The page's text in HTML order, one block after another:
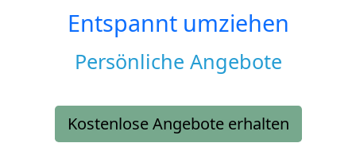
Entspannt umziehen
Persönliche Angebote
Kostenlose Angebote erhalten